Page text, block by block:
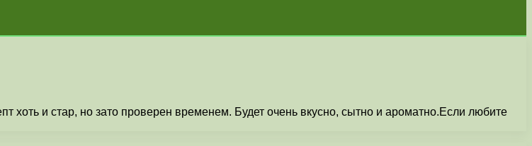
хоть и стар, но зато проверен временем. Будет очень вкусно, сытно и ароматно.Если любите